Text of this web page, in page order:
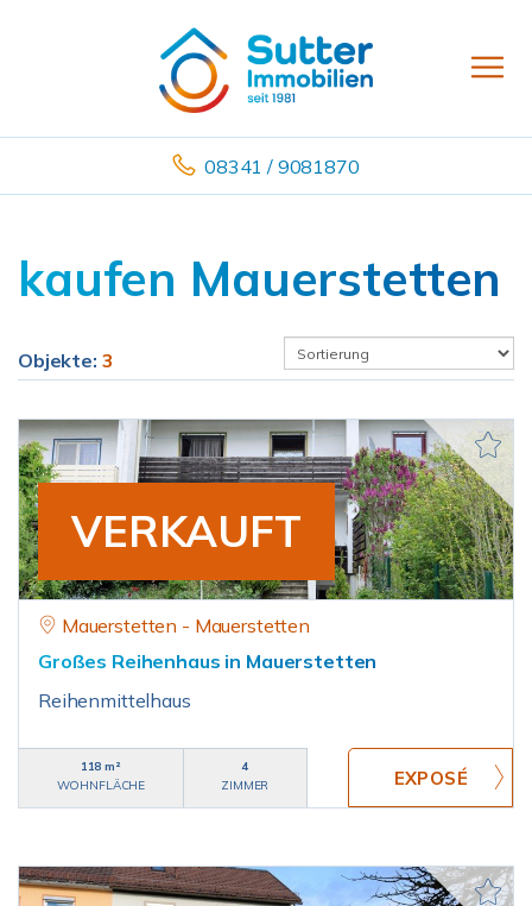
08341 / 9081870
kaufen Mauerstetten
Objekte: 3
VERKAUFT
Mauerstetten - Mauerstetten
Großes Reihenhaus in Mauerstetten
Reihenmittelhaus
118 m²
WOHNFLÄCHE
4
ZIMMER